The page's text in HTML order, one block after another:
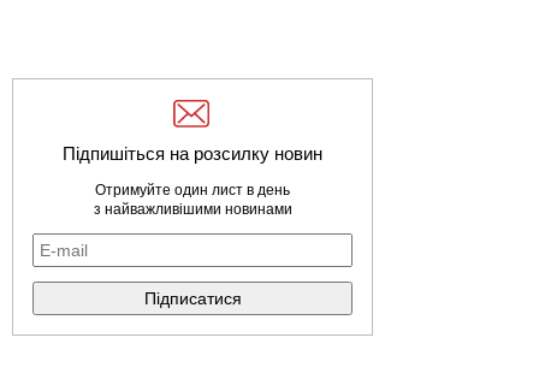
Підпишіться на розсилку новин
Отримуйте один лист в день
з найважливішими новинами